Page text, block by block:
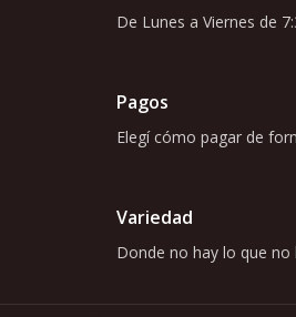
De Lunes a Viernes de
Pagos
Elegí cómo pagar de
Variedad
Donde no hay lo que no